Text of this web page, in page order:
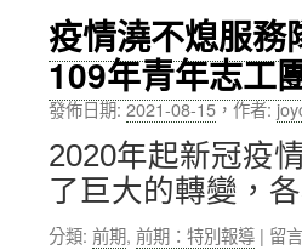
授〉
中
年
度
第
14
屆
優
良
導
師
獎
疫情澆不熄服務
109年青年志工
發佈日期:2021-08-15，作者:
2020年起新冠疫
了巨大的轉變，
分類: 前期, 前期：特別報導 | 在
留